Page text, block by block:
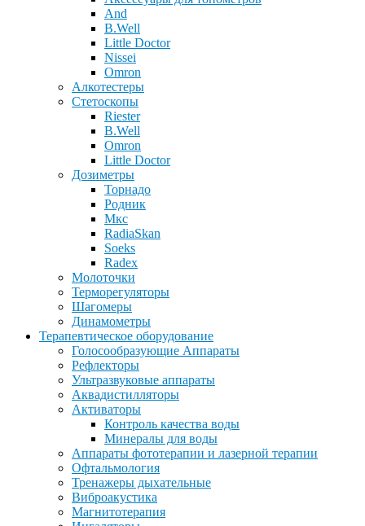
And
B.Well
Little Doctor
Nissei
Omron
Алкотестеры
Стетоскопы
Riester
B.Well
Omron
Little Doctor
Дозиметры
Торнадо
Родник
Мкс
RadiaSkan
Soeks
Radex
Молоточки
Терморегуляторы
Шагомеры
Динамометры
Терапевтическое оборудование
Голосообразующие Аппараты
Рефлекторы
Ультразвуковые аппараты
Аквадистилляторы
Активаторы
Контроль качества воды
Минералы для воды
Аппараты фототерапии и лазерной терапии
Офтальмология
Тренажеры дыхательные
Виброакустика
Магнитотерапия